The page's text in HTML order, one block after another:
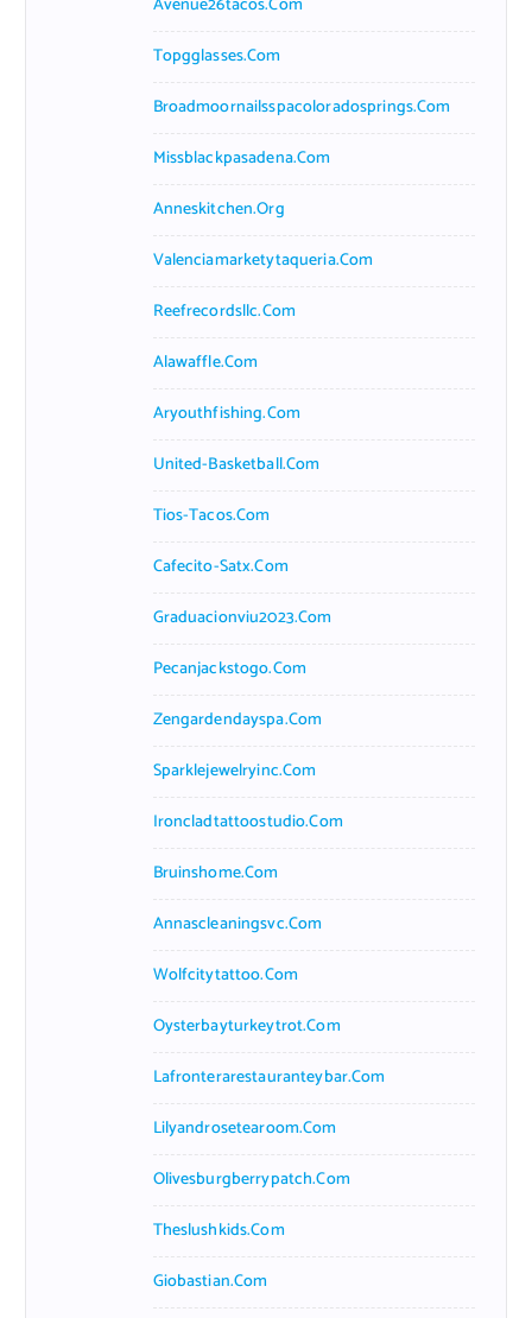
Topgglasses.com
Broadmoornailsspacoloradosprings.com
Missblackpasadena.com
Anneskitchen.org
Valenciamarketytaqueria.com
Reefrecordsllc.com
Alawaffle.com
Aryouthfishing.com
United-Basketball.com
Tios-Tacos.com
Cafecito-Satx.com
Graduacionviu2023.com
Pecanjackstogo.com
Zengardendayspa.com
Sparklejewelryinc.com
Ironcladtattoostudio.com
Bruinshome.com
Annascleaningsvc.com
Wolfcitytattoo.com
Oysterbayturkeytrot.com
Lafronterarestauranteybar.com
Lilyandrosetearoom.com
Olivesburgberrypatch.com
Theslushkids.com
Giobastian.com